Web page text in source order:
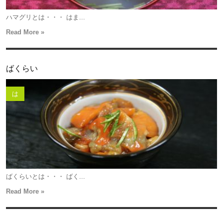
ハマグリとは・・・ はま...
Read More »
ばくらい
は
ばくらいとは・・・ ばく...
Read More »